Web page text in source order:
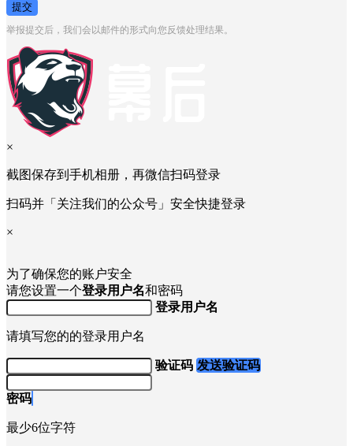
提交
举报提交后，我们会以邮件的形式向您反馈处理结果。
×
截图保存到手机相册，再微信扫码登录
扫码并「关注我们的公众号」安全快捷登录
×
为了确保您的账户安全
请您设置一个登录用户名和密码
登录用户名
请填写您的的登录用户名
验证码 发送验证码
密码
最少6位字符